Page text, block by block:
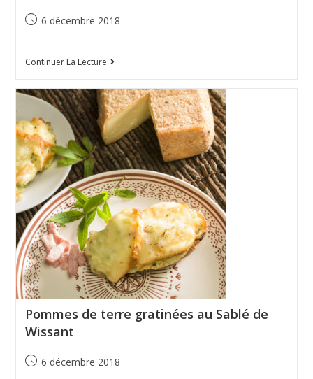
6 décembre 2018
Continuer La Lecture
Pommes de terre gratinées au Sablé de
Wissant
6 décembre 2018